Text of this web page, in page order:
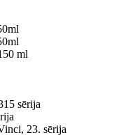
ml
sērija
23. sērija